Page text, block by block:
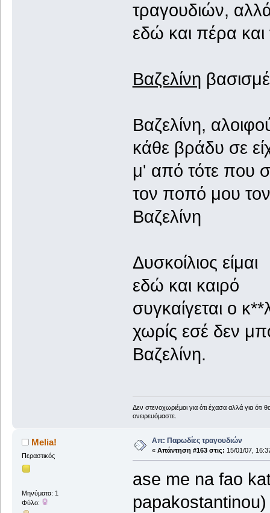
τραγουδιών,
εδώ και πέρα
Βαζελίνη
Βαζελίνη,
κάθε βράδυ σε
μ' από τότε που
τον ποπό μου
Βαζελίνη
Δυσκοίλιος είμαι
εδώ και καιρό
συγκαίγεται ο
χωρίς εσέ δεν
Βαζελίνη.
Δεν στενοχωριέμαι για ότι έχασα αλλά για
ονειρευόμαστε.
Melia!
Περαστικός
Μηνύματα: 1
Φύλο:
Απ: Παρωδίες τραγουδιών
« Απάντηση #163 στις: 15/01/07,
ase me na fao
papakostantinou)